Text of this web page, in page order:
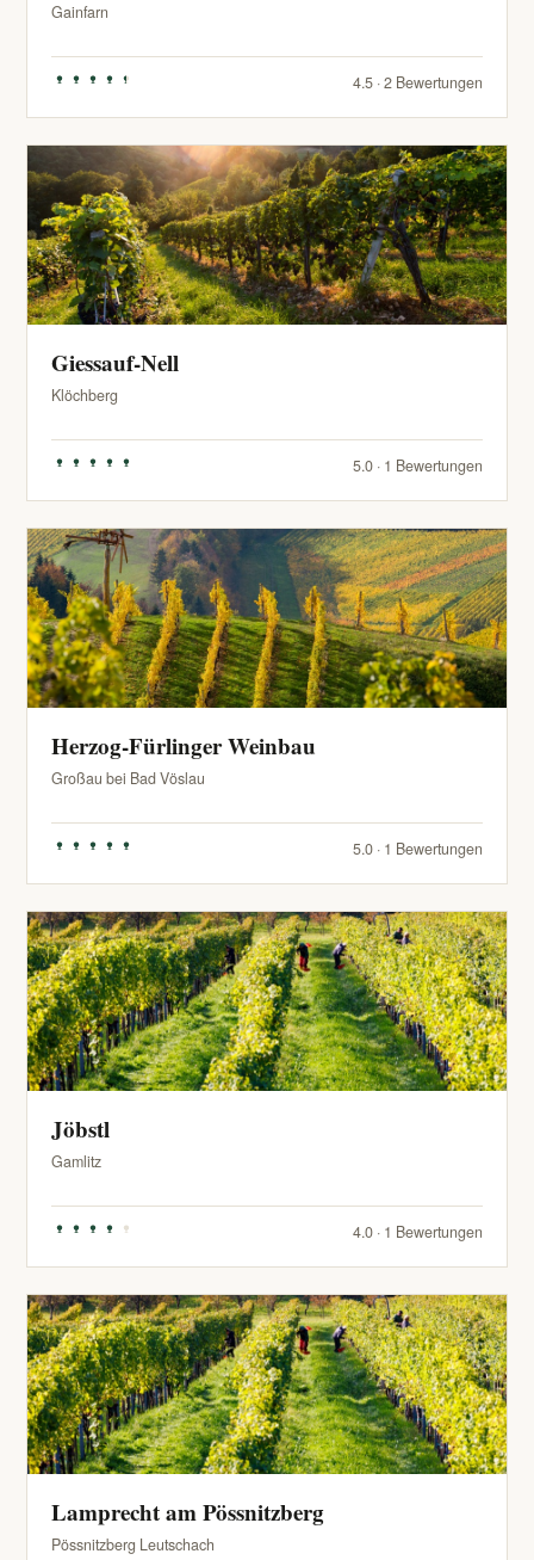
Gainfarn
4.5 · 2 Bewertungen
Giessauf-Nell
Klöchberg
5.0 · 1 Bewertungen
Herzog-Fürlinger Weinbau
Großau bei Bad Vöslau
5.0 · 1 Bewertungen
Jöbstl
Gamlitz
4.0 · 1 Bewertungen
Lamprecht am Pössnitzberg
Pössnitzberg Leutschach